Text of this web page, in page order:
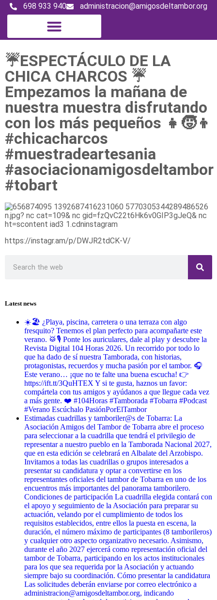
698 933 940 administracion@amigosdeltambor.org
☔️ESPECTÁCULO DE LA
CHICA CHARCOS ☔️
Empezamos la mañana de
nuestra muestra disfrutando
con los más pequeños 👧🧒👦
#chicacharcos
#muestradeartesania
#asociacionamigosdeltambor
#tobart
https://instagr.am/p/DWJR2tdCK-V/
Latest news
☀️🏖️ ¿Playa, piscina, carretera o una terraza con algo
fresquito? Tenemos el plan perfecto para acompañarte este
verano. 🥁🎙️ Ponte los auriculares, dale al play y descubre la
Revista Digital 104 Horas 2026. Un recorrido por todo lo
que ha dado de sí nuestra Tamborada, con historias,
protagonistas, recuerdos y mucha pasión por el tambor. 🎧
Este verano… ¡que no te falte una buena escucha! 👉
https://ift.tt/3QuHTEX Y si te gusta, haznos un favor:
compártela con tus amigos y ayúdanos a que llegue cada vez
a más gente. ❤️ #104Horas #Tamborada #Tobarra #Podcast
#Verano Escúchalo PasiónPorElTambor
Estimadas cuadrillas y tamboriler@s de Tobarra: La
Asociación Amigos del Tambor de Tobarra abre el proceso
para seleccionar a la cuadrilla que tendrá el privilegio de
representar a nuestro pueblo en la Tamborada Nacional 2027,
que en esta edición se celebrará en Albalate del Arzobispo.
Invitamos a todas las cuadrillas o grupos interesados a
presentar su candidatura y optar a convertirse en los
representantes oficiales del tambor de Tobarra en uno de los
encuentros más importantes del panorama tamborilero.
Condiciones de participación La cuadrilla elegida contará con
el apoyo y seguimiento de la Asociación para preparar su
actuación, velando por el cumplimiento de todos los
requisitos establecidos, entre ellos la puesta en escena, la
duración, el número máximo de participantes (8 tamborileros)
y cualquier otro aspecto organizativo necesario. Asimismo,
durante el año 2027 ejercerá como representación oficial del
tambor de Tobarra, participando en los actos institucionales
para los que sea requerida por la Asociación y actuando
siempre bajo su coordinación. Cómo presentar la candidatura
Las solicitudes deberán enviarse por correo electrónico a
administracion@amigosdeltambor.org, indicando